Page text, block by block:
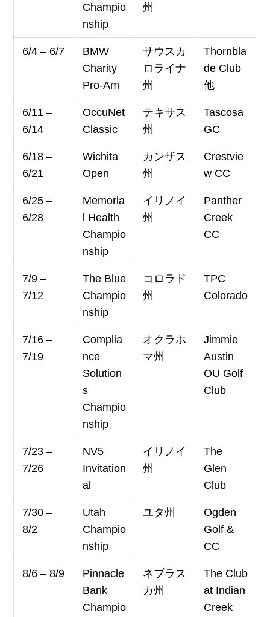
Champio
nship
州
6/4 – 6/7
BMW
Charity
Pro-Am
サウスカ
ロライナ
州
Thornbla
de Club
他
6/11 –
6/14
OccuNet
Classic
テキサス
州
Tascosa
GC
6/18 –
6/21
Wichita
Open
カンザス
州
Crestvie
w CC
6/25 –
6/28
Memoria
l Health
Champio
nship
イリノイ
州
Panther
Creek
CC
7/9 –
7/12
The Blue
Champio
nship
コロラド
州
TPC
Colorado
7/16 –
7/19
Complia
nce
Solution
s
Champio
nship
オクラホ
マ州
Jimmie
Austin
OU Golf
Club
7/23 –
7/26
NV5
Invitation
al
イリノイ
州
The
Glen
Club
7/30 –
8/2
Utah
Champio
nship
ユタ州
Ogden
Golf &
CC
8/6 – 8/9
Pinnacle
Bank
Champio
ネブラス
カ州
The Club
at Indian
Creek